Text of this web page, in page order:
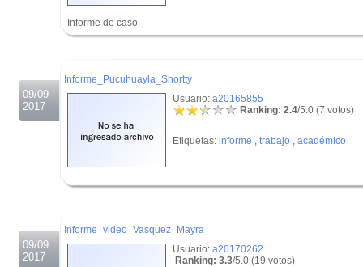
Informe de caso
09/09
2017
Informe_Pucuhuayla_Shortty
Usuario: a20165855
Ranking: 2.4/5.0 (7 votos)
Etiquetas: informe , trabajo , académico
09/09
2017
Informe_video_Vasquez_Mayra
Usuario: a20170262
Ranking: 3.3/5.0 (19 votos)